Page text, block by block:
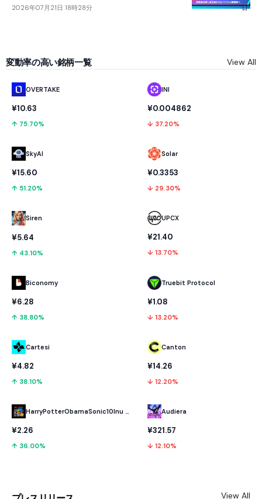
2026年07月21日 18時28分
変動率の高い銘柄一覧 View All
OVERTAKE
¥10.63
↑ 75.70%
SkyAI
¥15.60
↑ 51.20%
Siren
¥5.64
↑ 43.10%
Biconomy
¥6.28
↑ 38.80%
Cartesi
¥4.82
↑ 38.10%
HarryPotterObamaSonic10Inu (ETH)
¥2.26
↑ 36.00%
INI
¥0.004862
↓ 37.20%
Solar
¥0.3353
↓ 29.30%
UPCX
¥21.40
↓ 13.70%
Truebit Protocol
¥1.08
↓ 13.20%
Canton
¥14.26
↓ 12.20%
Audiera
¥321.57
↓ 12.10%
View All